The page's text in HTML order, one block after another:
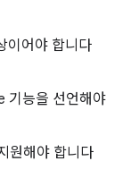
이어야 합니다
능을 선언해야
원해야 합니다